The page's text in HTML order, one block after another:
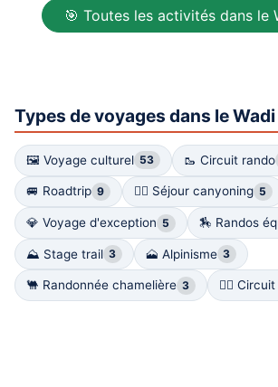
🎯 Toutes les activités dans le
Types de voyages dans le Wadi
🖼 Voyage culturel 53 🥾 Circuit rando
🚐 Roadtrip 9 🧗‍♀️ Séjour canyoning 5
💎 Voyage d'exception 5 🏇 Randos
⛰ Stage trail 3 🗻 Alpinisme 3
🐫 Randonnée chamelière 3 🚴‍♀️